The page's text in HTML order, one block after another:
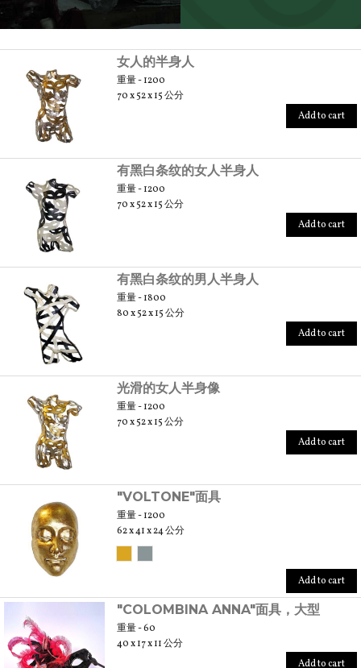
女人的半身人
重量 - 1200
70 x 52 x 15 公分
Add to cart
有黑白条纹的女人半身人
重量 - 1200
70 x 52 x 15 公分
Add to cart
有黑白条纹的男人半身人
重量 - 1800
80 x 52 x 15 公分
Add to cart
光滑的女人半身像
重量 - 1200
70 x 52 x 15 公分
Add to cart
"VOLTONE"面具
重量 - 1200
62 x 41 x 24 公分
Add to cart
"COLOMBINA ANNA"面具，大型
重量 - 60
40 x 17 x 11 公分
Add to cart